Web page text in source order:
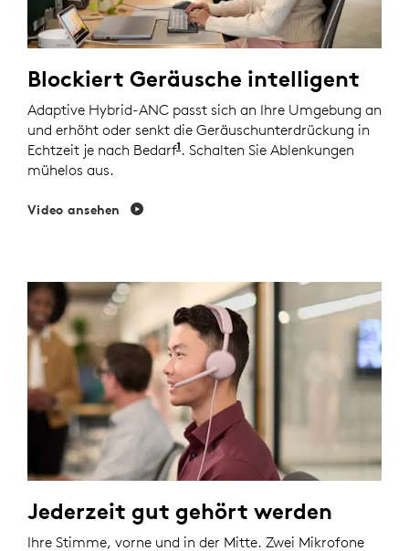
Blockiert Geräusche intelligent
Adaptive Hybrid-ANC passt sich an Ihre Umgebung an
und erhöht oder senkt die Geräuschunterdrückung in
Echtzeit je nach Bedarf1 Aktivieren Sie den Adaptive
. Schalten Sie Ablenkungen
mühelos aus.
Video ansehen
Jederzeit gut gehört werden
Ihre Stimme, vorne und in der Mitte. Zwei Mikrofone